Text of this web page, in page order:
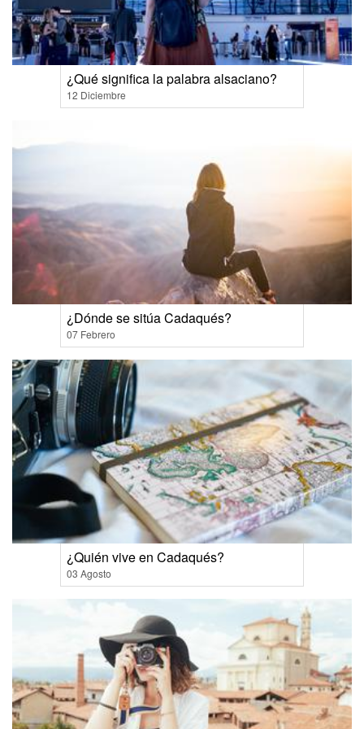
¿Qué significa la palabra alsaciano?
12 Diciembre
¿Dónde se sitúa Cadaqués?
07 Febrero
¿Quién vive en Cadaqués?
03 Agosto